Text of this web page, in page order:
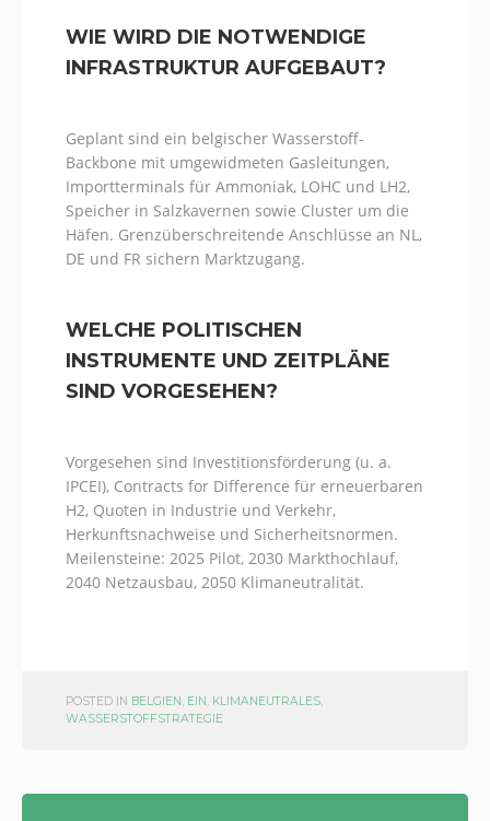
WIE WIRD DIE NOTWENDIGE
INFRASTRUKTUR AUFGEBAUT?
Geplant sind ein belgischer Wasserstoff-
Backbone mit umgewidmeten Gasleitungen,
Importterminals für Ammoniak, LOHC und LH2,
Speicher in Salzkavernen sowie Cluster um die
Häfen. Grenzüberschreitende Anschlüsse an NL,
DE und FR sichern Marktzugang.
WELCHE POLITISCHEN
INSTRUMENTE UND ZEITPLÄNE
SIND VORGESEHEN?
Vorgesehen sind Investitionsförderung (u. a.
IPCEI), Contracts for Difference für erneuerbaren
H2, Quoten in Industrie und Verkehr,
Herkunftsnachweise und Sicherheitsnormen.
Meilensteine: 2025 Pilot, 2030 Markthochlauf,
2040 Netzausbau, 2050 Klimaneutralität.
POSTED IN BELGIEN, EIN, KLIMANEUTRALES,
WASSERSTOFFSTRATEGIE